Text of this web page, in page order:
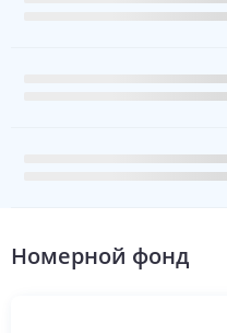
Номерной фонд